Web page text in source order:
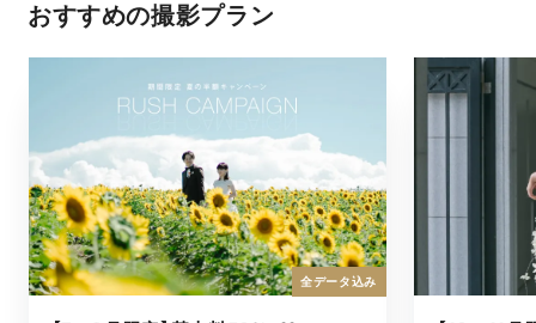
おすすめの撮影プラン
全データ込み